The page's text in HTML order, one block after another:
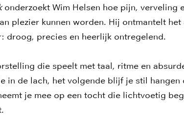
onderzoekt Wim Helsen hoe pijn, verveling
plezier kunnen worden. Hij ontmantelt het
droog, precies en heerlijk ontregelend.
die speelt met taal, ritme en
in de lach, het volgende blijf je stil hangen
je mee op een tocht die lichtvoetig